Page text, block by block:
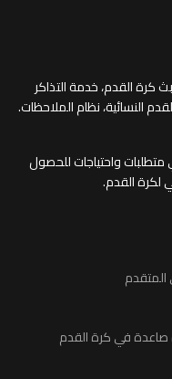
كرة القدم، خدمة التذاكر
النسائية، نظام الملاحظات.
متطلبات واحتياجات للحصول
لكرة القدم.
المتقدم
صاعدة في كرة القدم